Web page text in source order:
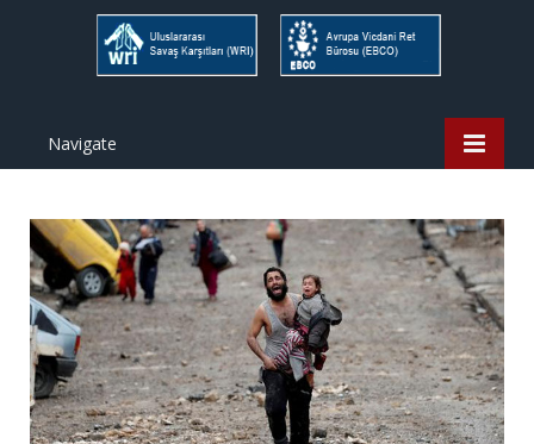
Navigate